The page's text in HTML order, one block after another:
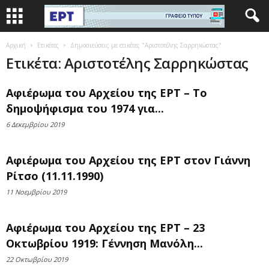
Αρχική Ετικέτες Δημοσιεύσεις με ετικέτες "Αριστοτέλης Σαρρηκώστας"
Ετικέτα: Αριστοτέλης Σαρρηκώστας
Αφιέρωμα του Αρχείου της ΕΡΤ – Το
δημοψήφισμα του 1974 για...
6 Δεκεμβρίου 2019
Αφιέρωμα του Αρχείου της ΕΡΤ στον Γιάννη
Ρίτσο (11.11.1990)
11 Νοεμβρίου 2019
Αφιέρωμα του Αρχείου της ΕΡΤ – 23
Οκτωβρίου 1919: Γέννηση Μανόλη...
22 Οκτωβρίου 2019